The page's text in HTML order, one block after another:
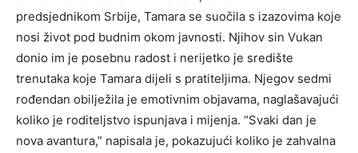
predsjednikom Srbije, Tamara se suočila s izazovima koje
nosi život pod budnim okom javnosti. Njihov sin Vukan
donio im je posebnu radost i nerijetko je središte
trenutaka koje Tamara dijeli s pratiteljima. Njegov sedmi
rođendan obilježila je emotivnim objavama, naglašavajući
koliko je roditeljstvo ispunjava i mijenja. “Svaki dan je
nova avantura,” napisala je, pokazujući koliko je zahvalna